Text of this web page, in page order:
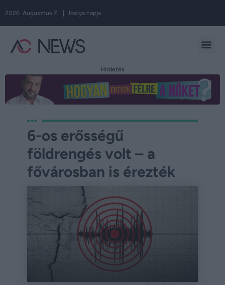
2026. Augusztus 7. | Ibolya napja
Hirdetés
6-os erősségű
földrengés volt – a
fővárosban is érezték